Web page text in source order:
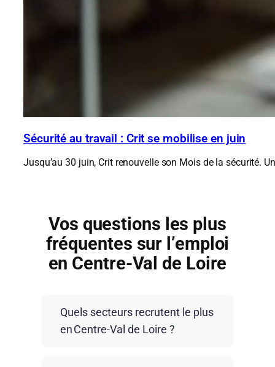
Sécurité au travail : Crit se mobilise en juin
Jusqu’au 30 juin, Crit renouvelle son Mois de la sécurité.
Vos questions les plus
fréquentes sur l’emploi
en Centre-Val de Loire
Quels secteurs recrutent le plus
en Centre-Val de Loire ?